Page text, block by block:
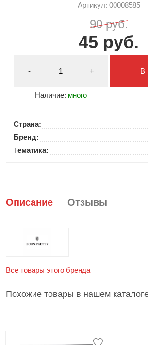
Артикул: 00008585
90 руб.
45 руб.
- +
Наличие: много
В
Страна:
Бренд:
Тематика:
Описание Отзывы
Все товары этого бренда
Похожие товары в нашем